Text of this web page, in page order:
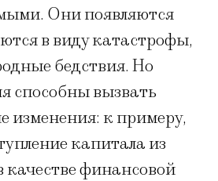
Они появляются
в виду катастрофы,
бедствия. Но
способны вызвать
изменения: к примеру,
капитала из
качестве финансовой